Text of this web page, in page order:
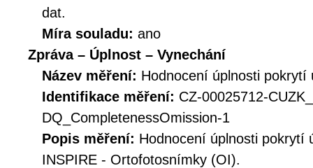
dat.
Míra souladu: ano
Zpráva – Úplnost – Vynechání
Název měření: Hodnocení úplnosti pokrytí
Identifikace měření: CZ-00025712-
DQ_CompletenessOmission-1
Popis měření: Hodnocení úplnosti pokrytí
INSPIRE - Ortofotosnímky (OI).